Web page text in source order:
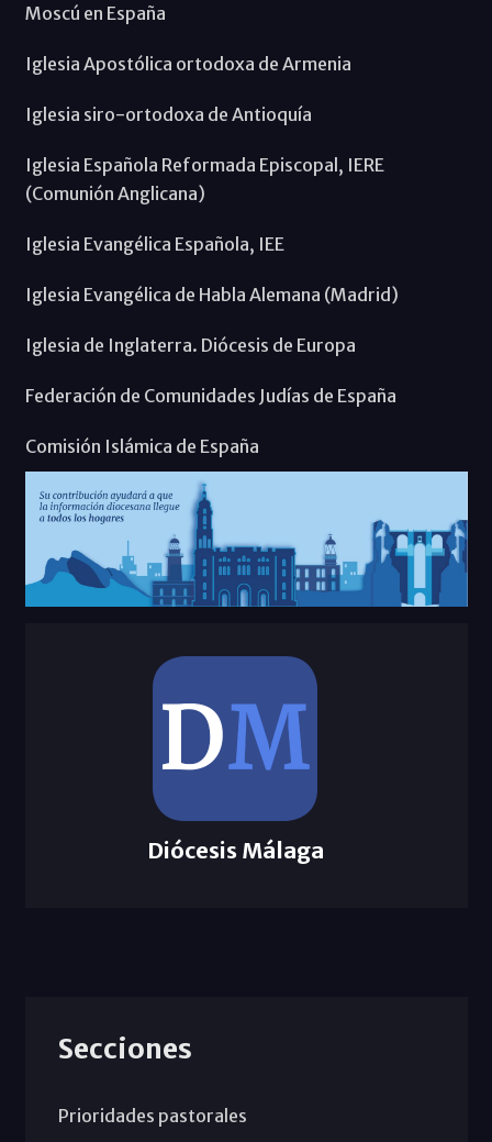
Moscú en España
Iglesia Apostólica ortodoxa de Armenia
Iglesia siro-ortodoxa de Antioquía
Iglesia Española Reformada Episcopal, IERE
(Comunión Anglicana)
Iglesia Evangélica Española, IEE
Iglesia Evangélica de Habla Alemana (Madrid)
Iglesia de Inglaterra. Diócesis de Europa
Federación de Comunidades Judías de España
Comisión Islámica de España
Diócesis Málaga
Secciones
Prioridades pastorales